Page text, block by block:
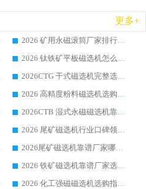
更多+
2026 矿用永磁滚筒厂家排行榜选购指南，行业口碑领域强者华体会手机网页版-华体会(中国)
2026 钛铁矿平板磁选机怎么选 靠谱生产企业实力排行榜选购参考攻略
2026CTG 干式磁选机完整选购指南 行业口碑顶尖靠谱生产龙头厂家实力推荐
2026 高精度粉料磁选机选购全攻略 行业优质品牌华体会手机网页版-华体会(中国) 实力深度解析
2026CTB 湿式永磁磁选机靠谱厂家实力排行榜 铁矿选矿设备采购全流程选购指南
2026 尾矿磁选机行业口碑领域强者，源头直供国内主流厂家华体会手机网页版-华体会(中国) 一站式服务
2026尾矿磁选机靠谱厂家哪家好 行业口碑领域强者华体会手机网页版-华体会(中国) 推荐
2026 铁矿磁选机靠谱厂家选购全攻略 行业标杆华体会手机网页版-华体会(中国) 设备性价比出众
2026 化工强磁磁选机选购指南 5 家行业口碑靠谱厂家领域强者推荐